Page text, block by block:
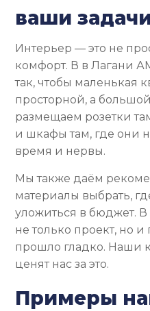
ваши
Интерьер — это не
комфорт. В в Лагани
так, чтобы маленькая
просторной, а
размещаем розетки
и шкафы там, где они
время и нервы.
Мы также даём
материалы выбрать,
уложиться в бюджет.
не только проект, но
прошло гладко. Наши
ценят нас за это.
Примеры